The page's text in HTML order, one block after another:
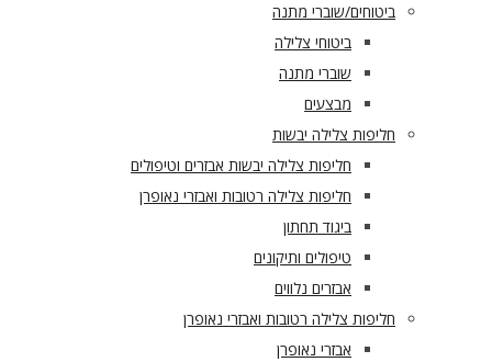
ביטוחים/שוברי מתנה
ביטוחי צלילה
שוברי מתנה
מבצעים
חליפות צלילה יבשות
חליפות צלילה יבשות אבזרים וטיפולים
חליפות צלילה רטובות ואבזרי נאופרן
ביגוד תחתון
טיפולים ותיקונים
אבזרים נלווים
חליפות צלילה רטובות ואבזרי נאופרן
אבזרי נאופרן